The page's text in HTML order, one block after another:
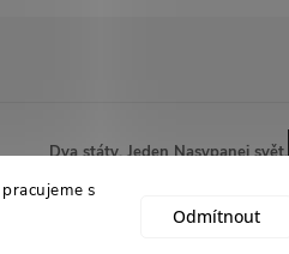
s
Odmítnout
Dva státy. Jeden Nasypanej svět.